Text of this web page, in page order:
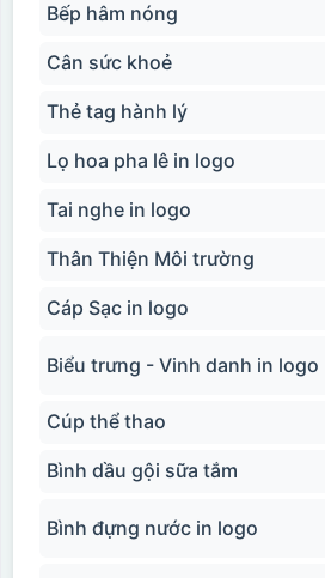
Bếp hâm nóng
Cân sức khoẻ
Thẻ tag hành lý
Lọ hoa pha lê in logo
Tai nghe in logo
Thân Thiện Môi trường
Cáp Sạc in logo
Biểu trưng - Vinh danh in logo
Cúp thể thao
Bình dầu gội sữa tắm
Bình đựng nước in logo